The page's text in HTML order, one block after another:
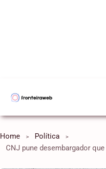
Home
Política